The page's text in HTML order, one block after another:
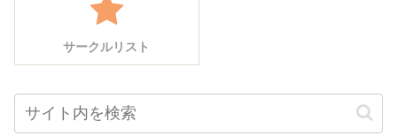
サークルリスト